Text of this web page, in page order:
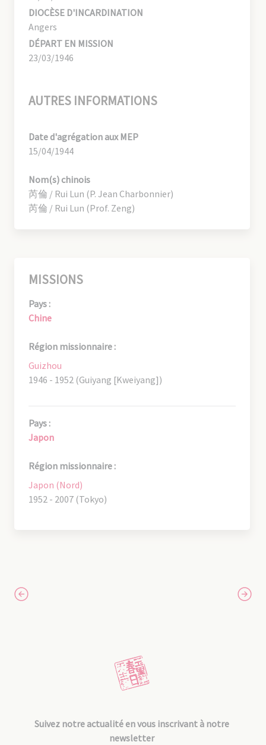
DIOCÈSE D'INCARDINATION
Angers
DÉPART EN MISSION
23/03/1946
AUTRES INFORMATIONS
Date d'agrégation aux MEP
15/04/1944
Nom(s) chinois
芮倫 / Rui Lun (P. Jean Charbonnier)
芮倫 / Rui Lun (Prof. Zeng)
MISSIONS
Pays :
Chine
Région missionnaire :
Guizhou
1946 - 1952 (Guiyang [Kweiyang])
Pays :
Japon
Région missionnaire :
Japon (Nord)
1952 - 2007 (Tokyo)
Suivez notre actualité en vous inscrivant à notre
newsletter